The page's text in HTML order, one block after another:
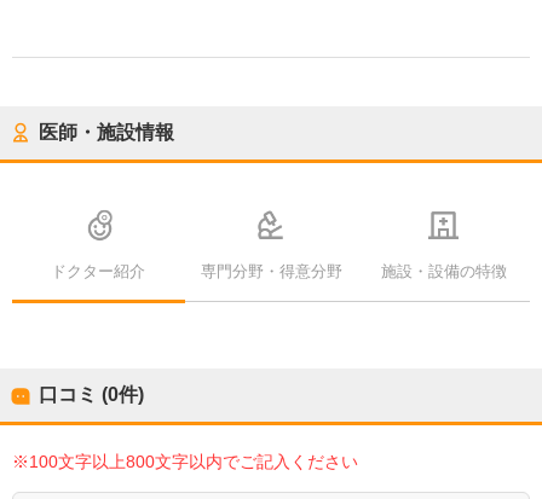
医師・施設情報
ドクター紹介 専門分野・得意分野 施設・設備の特徴
口コミ (0件)
※100文字以上800文字以内でご記入ください